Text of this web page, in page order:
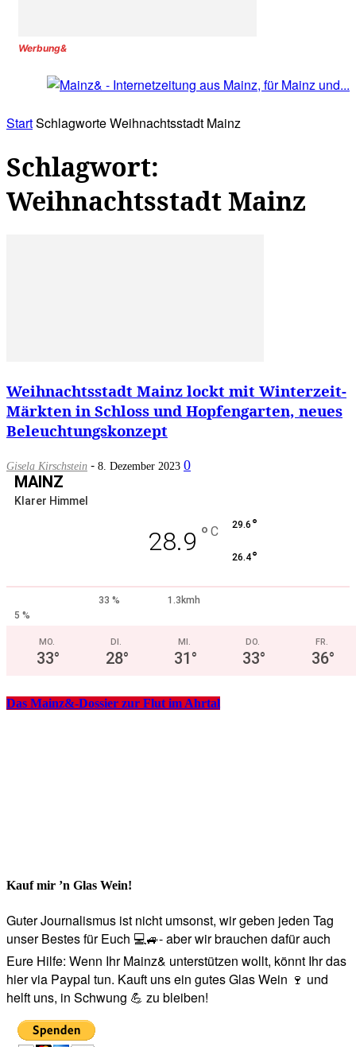
Werbung&
StartSchlagworteWeihnachtsstadt Mainz
Schlagwort:
Weihnachtsstadt Mainz
Weihnachtsstadt Mainz lockt mit Winterzeit-
Märkten in Schloss und Hopfengarten, neues
Beleuchtungskonzept
Gisela Kirschstein - 8. Dezember 2023 0
MAINZ
Klarer Himmel
28.9 ° C 29.6 °
26.4°
33 %
1.3kmh
5 %
MO.
33°
DI.
28°
MI.
31°
DO.
33°
FR.
36°
Das Mainz&-Dossier zur Flut im Ahrtal
Kauf mir ’n Glas Wein!
Guter Journalismus ist nicht umsonst, wir geben jeden Tag
unser Bestes für Euch 💻🚙- aber wir brauchen dafür auch
Eure Hilfe: Wenn Ihr Mainz& unterstützen wollt, könnt Ihr das
hier via Paypal tun. Kauft uns ein gutes Glas Wein 🍷 und
helft uns, in Schwung 💪 zu bleiben!